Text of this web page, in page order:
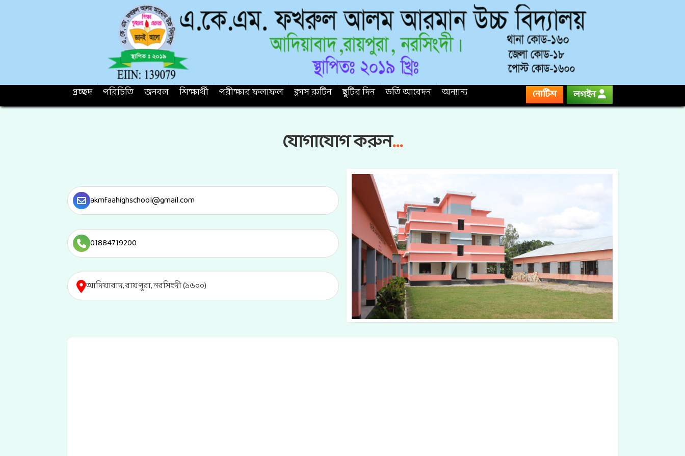
প্রচ্ছদ পরিচিতি জনবল শিক্ষার্থী পরীক্ষার ফলাফল ক্লাস রুটিন ছুটির দিন ভর্তি আবেদন অন্যান্য নোটিশ লগইন
যোগাযোগ করুন...
akmfaahighschool@gmail.com
01884719200
আদিয়াবাদ, রায়পুরা, নরসিংদী (১৬০০)